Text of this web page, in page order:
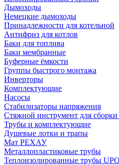
Дымоходы
Немецкие дымоходы
Принадлежности для котельной
Антифриз для котлов
Баки для топлива
Баки мембранные
Буферные ёмкости
Группы быстрого монтажа
Инверторы
Комплектующие
Насосы
Стабилизаторы напряжения
Стяжной инструмент для сборки
Трубы и комплектующие
Душевые лотки и трапы
Мат РЕХАУ
Металлопластиковые трубы
Теплоизолированные трубы